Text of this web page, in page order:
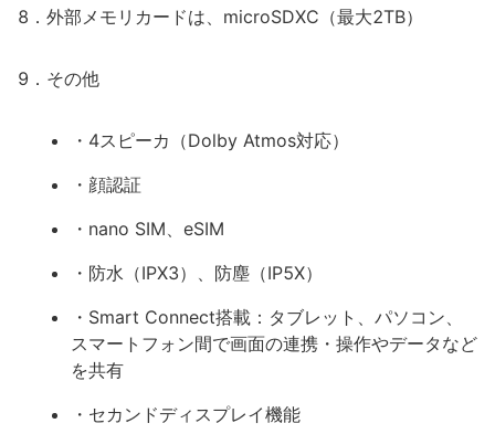
8．外部メモリカードは、microSDXC（最大2TB）
9．その他
・4スピーカ（Dolby Atmos対応）
・顔認証
・nano SIM、eSIM
・防水（IPX3）、防塵（IP5X）
・Smart Connect搭載：タブレット、パソコン、
スマートフォン間で画面の連携・操作やデータなど
を共有
・セカンドディスプレイ機能